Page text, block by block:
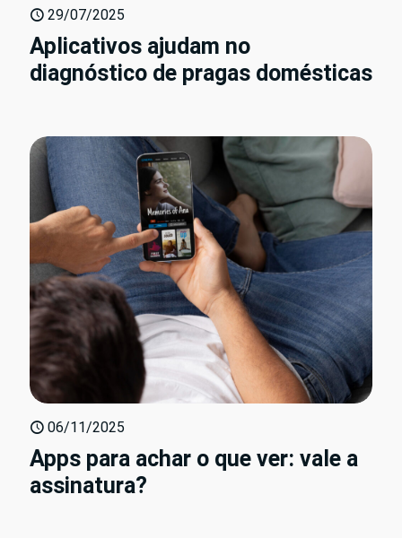
29/07/2025
Aplicativos ajudam no
diagnóstico de pragas domésticas
06/11/2025
Apps para achar o que ver: vale a
assinatura?